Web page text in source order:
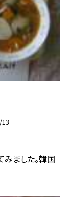
ました。韓国